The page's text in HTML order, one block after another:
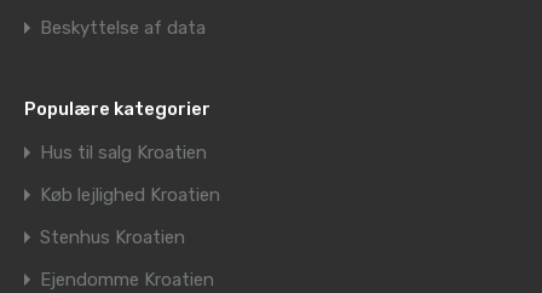
Beskyttelse af data
Populære kategorier
Hus til salg Kroatien
Køb lejlighed Kroatien
Stenhus Kroatien
Ejendomme Kroatien